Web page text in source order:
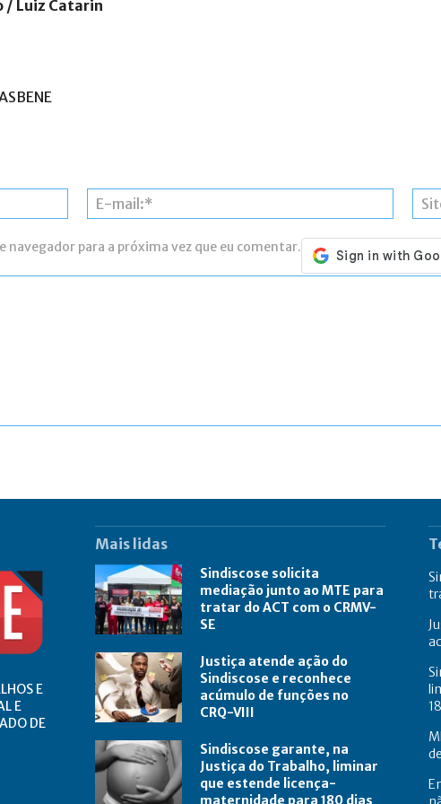
/ Luiz Catarin
Nome:*
mail:*
navegador para a próxima vez que eu comentar.
E
E
DE
Mais lidas
Sindiscose solicita
mediação junto ao MTE para
tratar do ACT com o CRMV-
SE
Justiça atende ação do
Sindiscose e reconhece
acúmulo de funções no
CRQ-VIII
Sindiscose garante, na
Justiça do Trabalho, liminar
que estende licença-
maternidade para 180 dias